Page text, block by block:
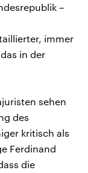
–
immer
in der
sehen
des
kritisch als
Ferdinand
die